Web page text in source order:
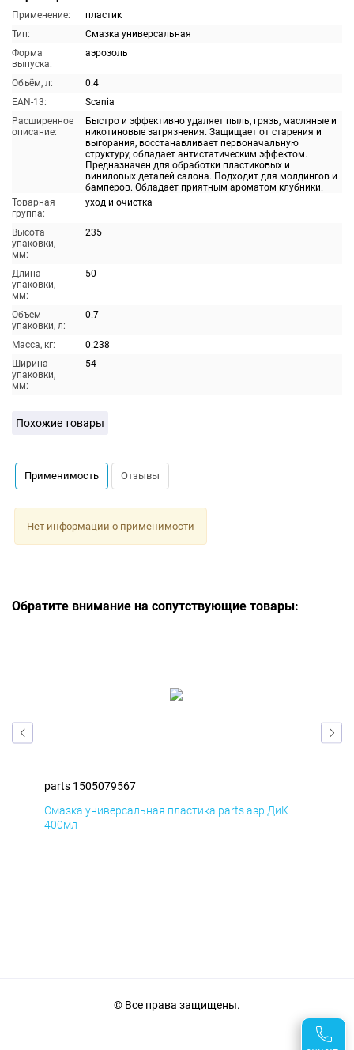
Применение:
пластик
Тип:
Смазка универсальная
Форма
выпуска:
аэрозоль
Объём, л:
0.4
EAN-13:
Scania
Расширенное
описание:
Быстро и эффективно удаляет пыль, грязь, масляные и
никотиновые загрязнения. Защищает от старения и
выгорания, восстанавливает первоначальную
структуру, обладает антистатическим эффектом.
Предназначен для обработки пластиковых и
виниловых деталей салона. Подходит для молдингов и
бамперов. Обладает приятным ароматом клубники.
Товарная
группа:
уход и очистка
Высота
упаковки,
мм:
235
Длина
упаковки,
мм:
50
Объем
упаковки, л:
0.7
Масса, кг:
0.238
Ширина
упаковки,
мм:
54
Похожие товары
Применимость Отзывы
Нет информации о применимости
Обратите внимание на сопутствующие товары:
parts 1505079567
Смазка универсальная пластика parts аэр ДиК
400мл
© Все права защищены.